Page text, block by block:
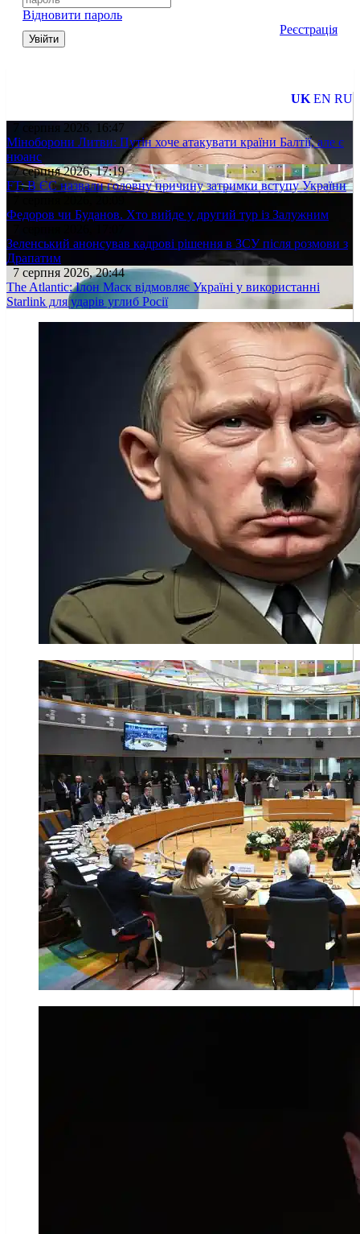
Відновити пароль
Увійти
Реєстрація
UK EN RU
7 серпня 2026, 16:47
Міноборони Литви: Путін хоче атакувати країни Балтії, але є
нюанс
7 серпня 2026, 17:19
FT: В ЄС назвали головну причину затримки вступу України
Федоров чи Буданов. Хто вийде у другий тур із Залужним
Зеленський анонсував кадрові рішення в ЗСУ після розмови з
Драпатим
7 серпня 2026, 20:44
The Atlantic: Ілон Маск відмовляє Україні у використанні
Starlink для ударів углиб Росії